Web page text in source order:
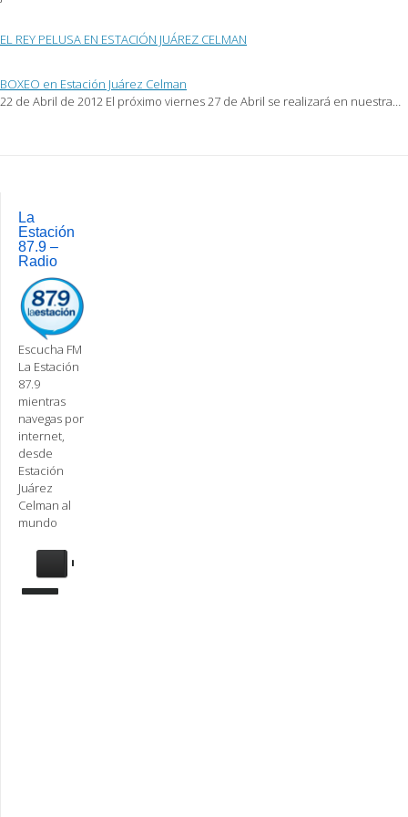
EL REY PELUSA EN ESTACIÓN JUÁREZ CELMAN
BOXEO en Estación Juárez Celman
22 de Abril de 2012 El próximo viernes 27 de Abril se realizará en nuestra…
navigation
La
Estación
87.9 –
Radio
Escucha FM
La Estación
87.9
mientras
navegas por
internet,
desde
Estación
Juárez
Celman al
mundo